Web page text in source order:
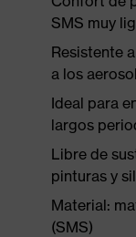
SMS muy
Resistente
a los
Ideal para
largos
Libre de
pinturas y
Material:
(SMS)